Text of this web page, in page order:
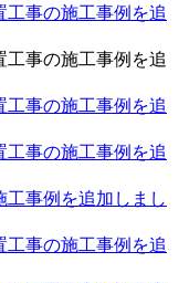
工事の施工事例を追
事の施工事例を追
事の施工事例を追
事の施工事例を追
工事例を追加しまし
工事の施工事例を追